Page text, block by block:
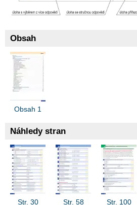
Obsah
Obsah 1
Náhledy stran
Str. 30 Str. 58 Str. 100